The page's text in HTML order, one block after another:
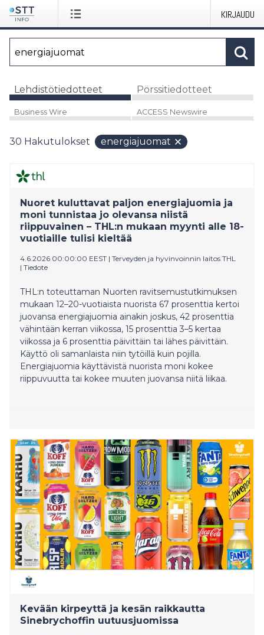
KIRJAUDU
Lehdistötiedotteet Pörssitiedotteet
Business Wire ACCESS Newswire
30 Hakutulokset energiajuomat
Nuoret kuluttavat paljon energiajuomia ja
moni tunnistaa jo olevansa niistä
riippuvainen – THL:n mukaan myynti alle 18-
vuotiaille tulisi kieltää
4.6.2026 00:00:00 EEST | Terveyden ja hyvinvoinnin laitos THL
| Tiedote
THL:n toteuttaman Nuorten ravitsemustutkimuksen
mukaan 12–20-vuotiaista nuorista 67 prosenttia kertoi
juovansa energiajuomia ainakin joskus, 42 prosenttia
vähintään kerran viikossa, 15 prosenttia 3–5 kertaa
viikossa ja 6 prosenttia päivittäin tai lähes päivittäin.
Käyttö oli samanlaista niin tytöillä kuin pojilla.
Energiajuomia käyttävistä nuorista moni kokee
riippuvuutta tai kokee muuten juovansa niitä liikaa.
Kevään kirpeyttä ja kesän raikkautta
Sinebrychoffin uutuusjuomissa